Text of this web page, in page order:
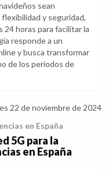
sean
y seguridad,
horas para facilitar la
responde a un
y busca transformar
de los periodos de
22 de noviembre de 2024
en España
5G para la
en España